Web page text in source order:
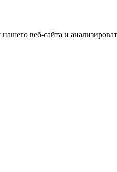
веб-сайта и